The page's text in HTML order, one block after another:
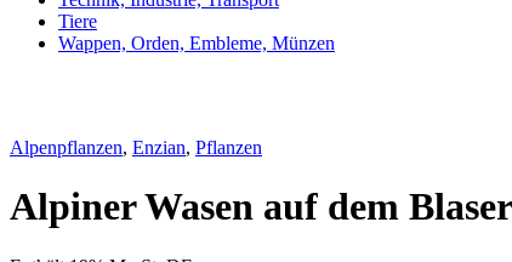
Tiere
Wappen, Orden, Embleme, Münzen
Alpenpflanzen, Enzian, Pflanzen
Alpiner Wasen auf dem